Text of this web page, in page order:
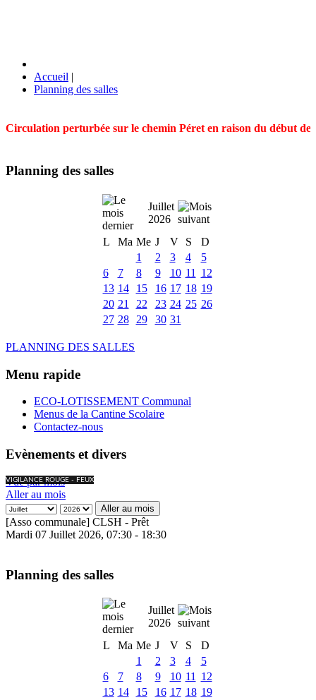
Accueil |
Planning des salles
Circulation perturbée sur le chemin Péret en raison du début
Planning des salles
Juillet
2026
L
Ma Me J V S
D
1
2 3 4
5
6
7 8 9 10 11
12
13 14 15 16 17 18 19
20 21 22 23 24 25 26
27 28 29 30 31
PLANNING DES SALLES
Menu rapide
ECO-LOTISSEMENT Communal
Menus de la Cantine Scolaire
Contactez-nous
Evènements et divers
VIGILANCE ROUGE - FEUX
Vue par mois
Aller au mois
Aller au mois
[Asso communale] CLSH - Prêt
Mardi 07 Juillet 2026, 07:30 - 18:30
Planning des salles
Juillet
2026
L
Ma Me J V S
D
1
2 3 4
5
6
7 8 9 10 11
12
13 14 15 16 17 18 19